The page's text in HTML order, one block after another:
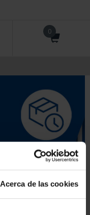
Acerca de las cookies